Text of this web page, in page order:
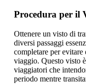
Procedura per il
Ottenere un visto di
diversi passaggi
completare per
viaggio. Questo visto
viaggiatori che
periodo mentre